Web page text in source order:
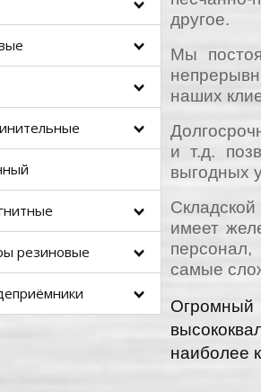
резиновые
другое.
Мы
наших
и т.д.
выгодных
имеет
самые
наиболее